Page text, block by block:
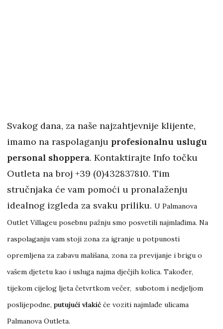
Svakog dana, za naše najzahtjevnije klijente,
imamo na raspolaganju profesionalnu uslugu
personal shoppera. Kontaktirajte Info točku
Outleta na broj +39 (0)432837810. Tim
stručnjaka će vam pomoći u pronalaženju
idealnog izgleda za svaku priliku. U Palmanova
Outlet Villageu posebnu pažnju smo posvetili najmlađima. Na
raspolaganju vam stoji zona za igranje u potpunosti
opremljena za zabavu mališana, zona za previjanje i brigu o
vašem djetetu kao i usluga najma dječjih kolica. Također,
tijekom cijelog ljeta četvrtkom večer, subotom i nedjeljom
poslijepodne, putujući vlakić će voziti najmlađe ulicama
Palmanova Outleta.